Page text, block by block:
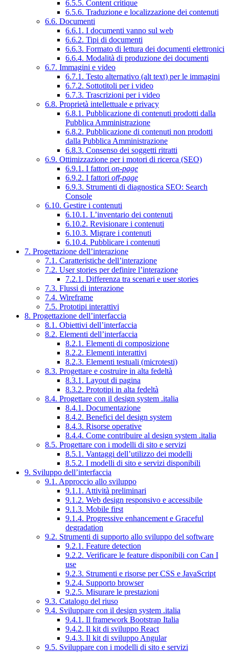
6.5.5. Content critique
6.5.6. Traduzione e localizzazione dei contenuti
6.6. Documenti
6.6.1. I documenti vanno sul web
6.6.2. Tipi di documenti
6.6.3. Formato di lettura dei documenti elettronici
6.6.4. Modalità di produzione dei documenti
6.7. Immagini e video
6.7.1. Testo alternativo (alt text) per le immagini
6.7.2. Sottotitoli per i video
6.7.3. Trascrizioni per i video
6.8. Proprietà intellettuale e privacy
6.8.1. Pubblicazione di contenuti prodotti dalla
Pubblica Amministrazione
6.8.2. Pubblicazione di contenuti non prodotti
dalla Pubblica Amministrazione
6.8.3. Consenso dei soggetti ritratti
6.9. Ottimizzazione per i motori di ricerca (SEO)
6.9.1. I fattori on-page
6.9.2. I fattori off-page
6.9.3. Strumenti di diagnostica SEO: Search
Console
6.10. Gestire i contenuti
6.10.1. L’inventario dei contenuti
6.10.2. Revisionare i contenuti
6.10.3. Migrare i contenuti
6.10.4. Pubblicare i contenuti
7. Progettazione dell’interazione
7.1. Caratteristiche dell’interazione
7.2. User stories per definire l’interazione
7.2.1. Differenza tra scenari e user stories
7.3. Flussi di interazione
7.4. Wireframe
7.5. Prototipi interattivi
8. Progettazione dell’interfaccia
8.1. Obiettivi dell’interfaccia
8.2. Elementi dell’interfaccia
8.2.1. Elementi di composizione
8.2.2. Elementi interattivi
8.2.3. Elementi testuali (microtesti)
8.3. Progettare e costruire in alta fedeltà
8.3.1. Layout di pagina
8.3.2. Prototipi in alta fedeltà
8.4. Progettare con il design system .italia
8.4.1. Documentazione
8.4.2. Benefici del design system
8.4.3. Risorse operative
8.4.4. Come contribuire al design system .italia
8.5. Progettare con i modelli di sito e servizi
8.5.1. Vantaggi dell’utilizzo dei modelli
8.5.2. I modelli di sito e servizi disponibili
9. Sviluppo dell’interfaccia
9.1. Approccio allo sviluppo
9.1.1. Attività preliminari
9.1.2. Web design responsivo e accessibile
9.1.3. Mobile first
9.1.4. Progressive enhancement e Graceful
degradation
9.2. Strumenti di supporto allo sviluppo del software
9.2.1. Feature detection
9.2.2. Verificare le feature disponibili con Can I
use
9.2.3. Strumenti e risorse per CSS e JavaScript
9.2.4. Supporto browser
9.2.5. Misurare le prestazioni
9.3. Catalogo del riuso
9.4. Sviluppare con il design system .italia
9.4.1. Il framework Bootstrap Italia
9.4.2. Il kit di sviluppo React
9.4.3. Il kit di sviluppo Angular
9.5. Sviluppare con i modelli di sito e servizi